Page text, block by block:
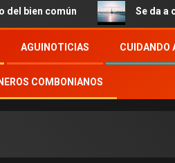
común Se da a
AGUINOTICIAS CUIDANDO
COMBONIANOS